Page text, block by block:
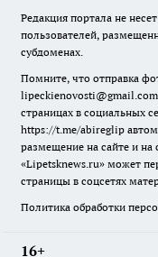
Редакция портала не
пользователей,
субдоменах.
Помните, что отправка
страницах в социальных
https://t.me/abireglip
размещение на сайте и на
«Lipetsknews.ru» может
страницы в соцсетях
Политика обработки
16+